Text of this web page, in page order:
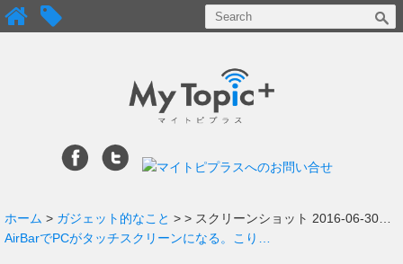
ホーム > ガジェット的なこと >
AirBarでPCがタッチスクリーンになる。こり…
> スクリーンショット 2016-06-30…